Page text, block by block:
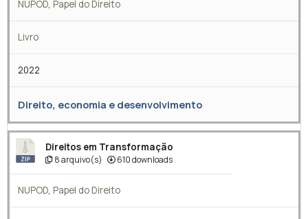
NUPOD, Papel do Direito
Livro
2022
Direito, economia e desenvolvimento
Direitos em Transformação
8 arquivo(s) 610 downloads
NUPOD, Papel do Direito